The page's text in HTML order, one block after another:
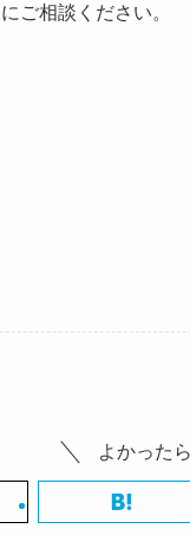
ご相談ください。
よかった